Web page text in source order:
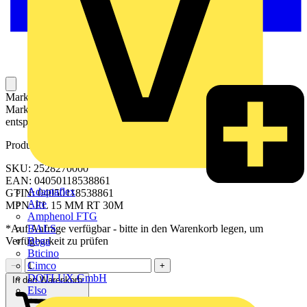
Adaptaflex
Alre
Amphenol FTG
BALS
Bega
Bticino
Cimco
DOTLUX GmbH
Elso
Markierer für die Kennzeichnung von Betriebsmitteln. Die
Markierer können mit einem Drucker oder Plotter und
entsprechender Software beschriftet werden.
Produktkennzeichen
SKU: 2528270000
EAN: 04050118538861
GTIN: 04050118538861
MPN: EL 15 MM RT 30M
*Auf Anfrage verfügbar - bitte in den Warenkorb legen, um
Verfügbarkeit zu prüfen
−
+
In den Warenkorb